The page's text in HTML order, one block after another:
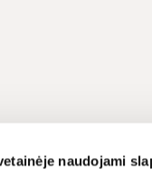
naudojami